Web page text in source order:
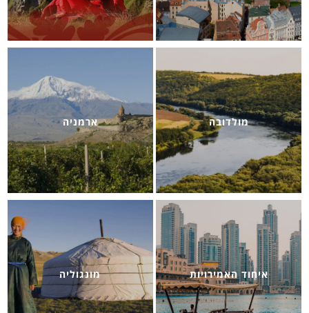
מולדובה ארמניה
איחוד האמירויות מונגוליה